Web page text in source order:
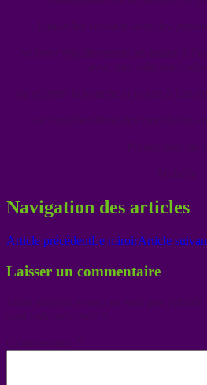
Navigation des articles
Article précédentLe miroirArticle
Laisser un commentaire